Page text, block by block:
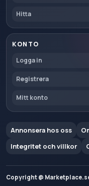
Hitta
KONTO
Logga in
Registrera
Mitt konto
Annonsera hos oss
Integritet och villkor
Copyright @